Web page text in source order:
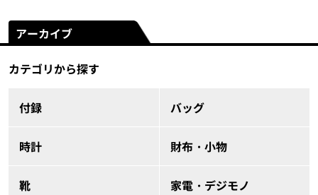
アーカイブ
カテゴリから探す
付録 バッグ
時計 財布・小物
靴 家電・デジモノ